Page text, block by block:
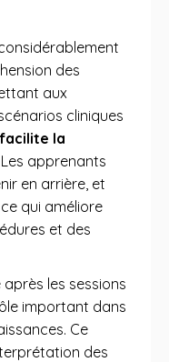
des
aux
cliniques
facilite la
Les apprenants
en arrière, et
qui améliore
et des
les sessions
important dans
Ce
des